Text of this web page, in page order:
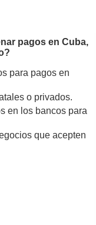
pagos en Cuba,
para pagos en
o privados.
en los bancos para
que acepten